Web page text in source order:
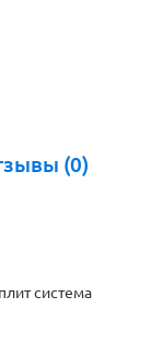
(0)
система